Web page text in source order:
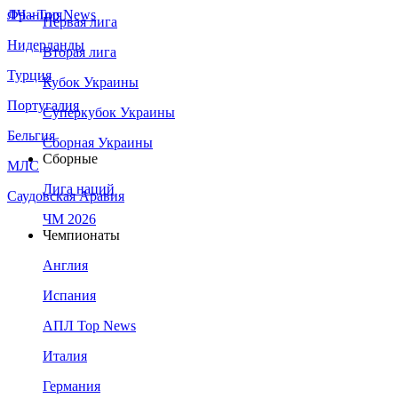
Франция
Нидерланды
Турция
Португалия
Бельгия
МЛС
Саудовская Аравия
ЛЧ - Top News
Первая лига
Вторая лига
Кубок Украины
Суперкубок Украины
Сборная Украины
Сборные
Лига наций
ЧМ 2026
Чемпионаты
Англия
Испания
АПЛ Top News
Италия
Германия